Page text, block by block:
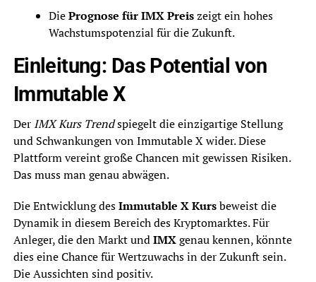
DiePrognose für IMX Preiszeigt ein hohes
Wachstumspotenzial für die Zukunft.
Einleitung: Das Potential von
Immutable X
Der IMX Kurs Trendspiegelt die einzigartige Stellung
und Schwankungen von Immutable X wider. Diese
Plattform vereint große Chancen mit gewissen Risiken.
Das muss man genau abwägen.
Die Entwicklung desImmutable X Kursbeweist die
Dynamik in diesem Bereich des Kryptomarktes. Für
Anleger, die den Markt undIMXgenau kennen, könnte
dies eine Chance für Wertzuwachs in der Zukunft sein.
Die Aussichten sind positiv.